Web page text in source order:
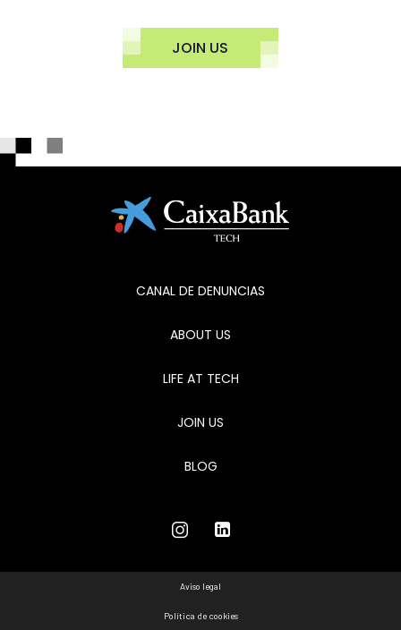
JOIN US
CANAL DE DENUNCIAS
ABOUT US
LIFE AT TECH
JOIN US
BLOG
Aviso legal
Política de cookies